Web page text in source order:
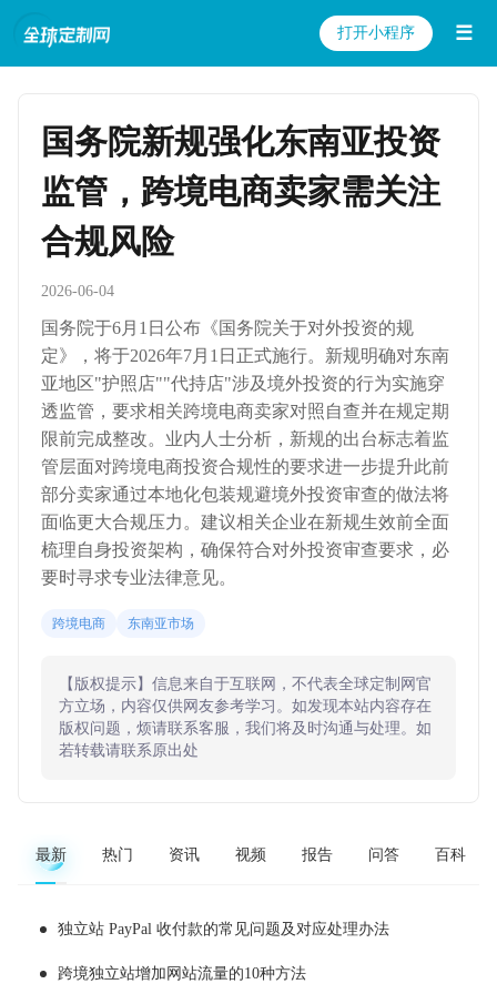
打开小程序 ☰
国务院新规强化东南亚投资
监管，跨境电商卖家需关注
合规风险
2026-06-04
国务院于6月1日公布《国务院关于对外投资的规
定》，将于2026年7月1日正式施行。新规明确对东南
亚地区"护照店""代持店"涉及境外投资的行为实施穿
透监管，要求相关跨境电商卖家对照自查并在规定期
限前完成整改。业内人士分析，新规的出台标志着监
管层面对跨境电商投资合规性的要求进一步提升此前
部分卖家通过本地化包装规避境外投资审查的做法将
面临更大合规压力。建议相关企业在新规生效前全面
梳理自身投资架构，确保符合对外投资审查要求，必
要时寻求专业法律意见。
跨境电商 东南亚市场
【版权提示】信息来自于互联网，不代表全球定制网官
方立场，内容仅供网友参考学习。如发现本站内容存在
版权问题，烦请联系客服，我们将及时沟通与处理。如
若转载请联系原出处
最新 热门 资讯 视频 报告 问答 百科
独立站 PayPal 收付款的常见问题及对应处理办法
跨境独立站增加网站流量的10种方法